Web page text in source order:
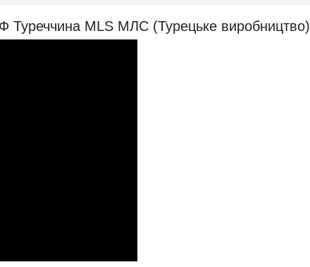
Туреччина MLS МЛС (Турецьке виробництво)